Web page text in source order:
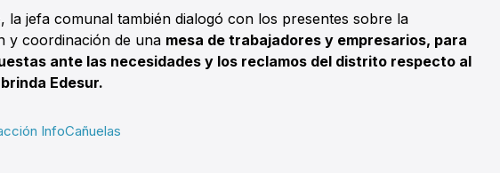
la jefa comunal también dialogó con los presentes sobre la
y coordinación de una mesa de trabajadores y empresarios, para
ante las necesidades y los reclamos del distrito respecto al
Edesur.
InfoCañuelas